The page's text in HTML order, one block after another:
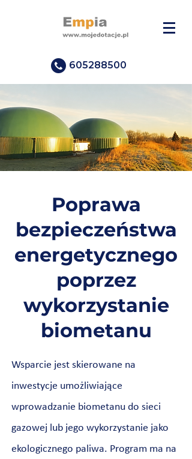
605288500
Poprawa
bezpieczeństwa
energetycznego
poprzez
wykorzystanie
biometanu
Wsparcie jest skierowane na
inwestycje umożliwiające
wprowadzanie biometanu do sieci
gazowej lub jego wykorzystanie jako
ekologicznego paliwa. Program ma na